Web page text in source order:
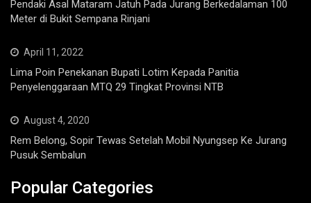
April 11, 2022
Penyelenggaraan MTQ 29 Tingkat Provinsi NTB
August 4, 2020
Pusuk Sembalun
Popular Categories